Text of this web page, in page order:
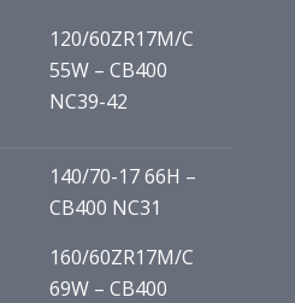
120/60ZR17M/C
55W – CB400
NC39-42
140/70-17 66H –
CB400 NC31
160/60ZR17M/C
69W – CB400